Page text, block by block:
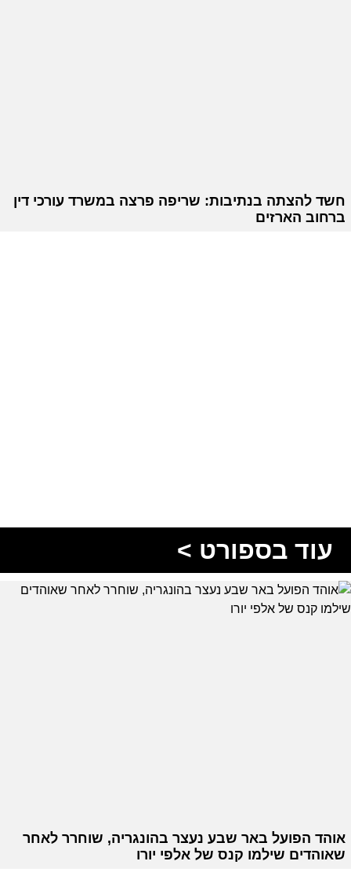
חשד להצתה בנתיבות: שריפה פרצה במשרד עורכי דין
ברחוב הארזים
עוד בספורט >
אוהד הפועל באר שבע נעצר בהונגריה, שוחרר לאחר
שאוהדים שילמו קנס של אלפי יורו